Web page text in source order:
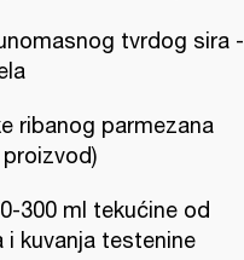
tvrdog sira -
ribanog parmezana
300 ml tekućine od
i kuvanja testenine